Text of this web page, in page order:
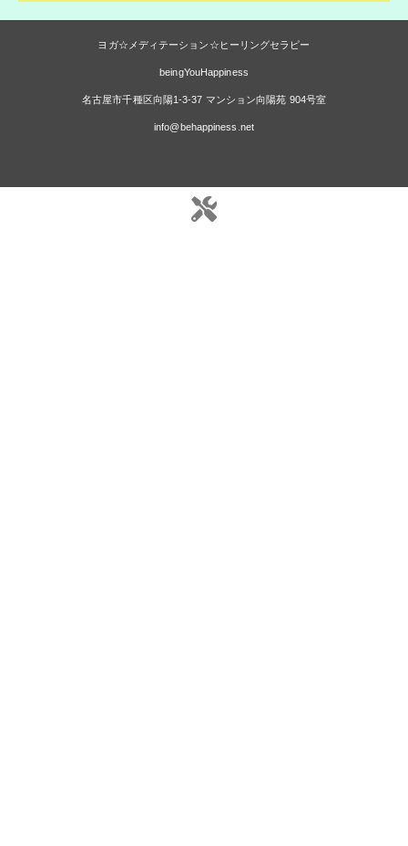
ヨガ☆メディテーション☆ヒーリングセラピー
beingYouHappiness
名古屋市千種区向陽1-3-37 マンション向陽苑 904号室
info@behappiness.net